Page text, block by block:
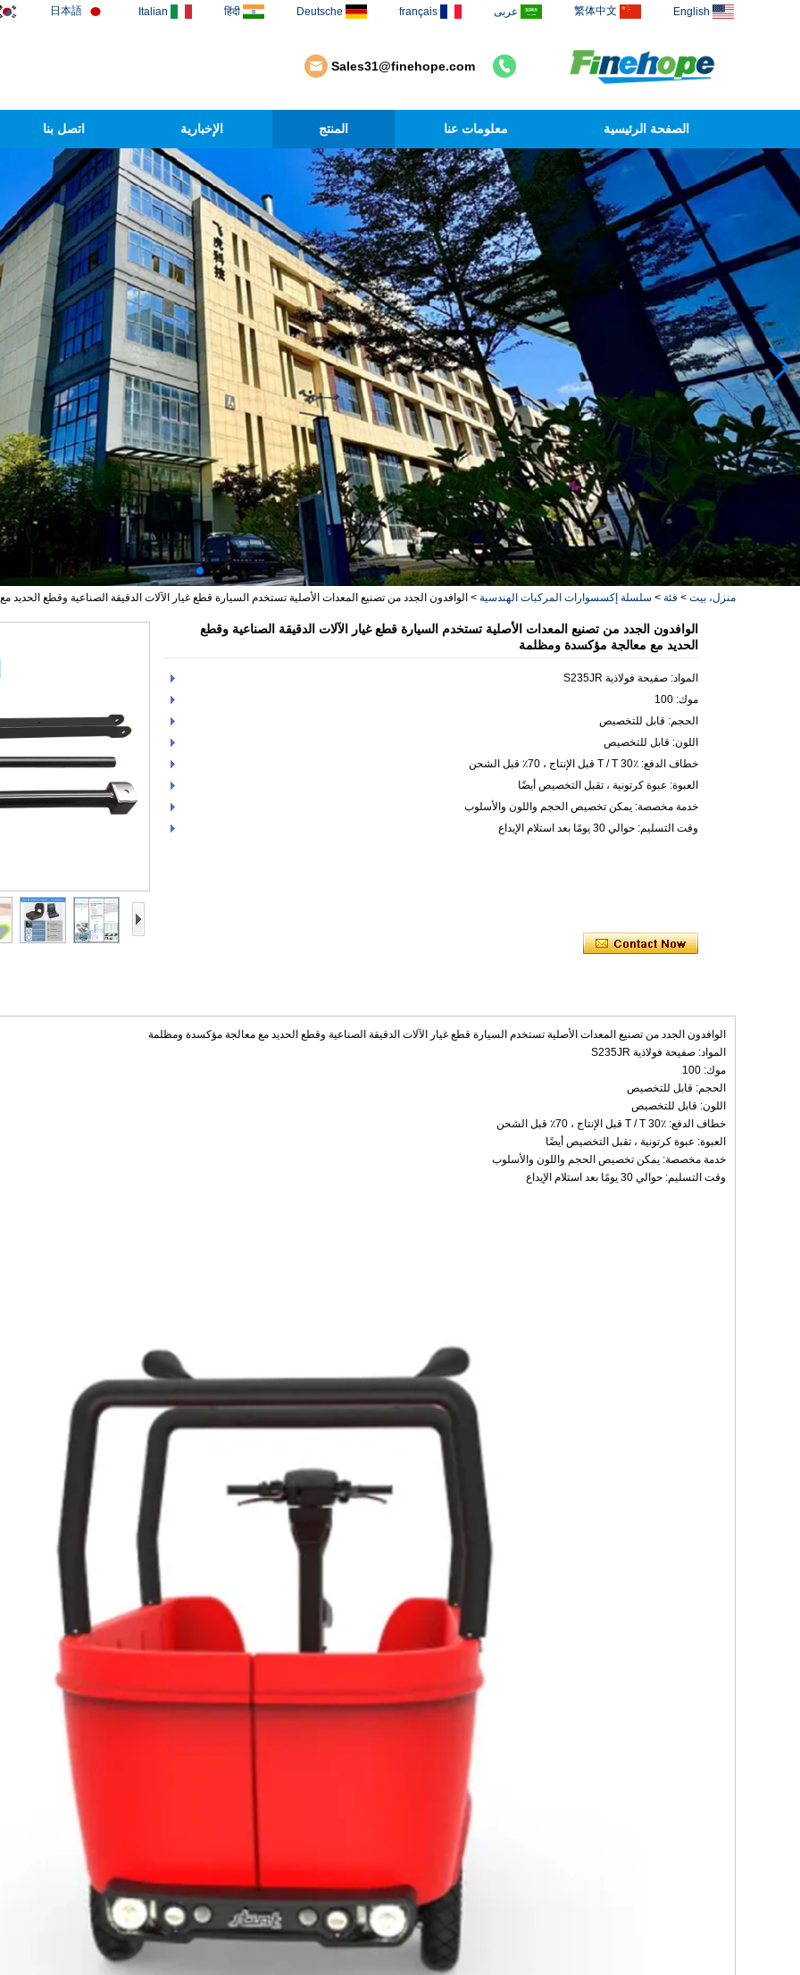
English
繁体中文 عربى français
Deutsche
हिंदी
Italian
日本語
Sales31@finehope.com
الصفحة الرئيسية معلومات عنا المنتج الإخبارية اتصل بنا
منزل، بيت > فئة > سلسلة إكسسوارات المركبات الهندسية > الوافدون الجدد من تصنيع المعدات الأصلية تستخدم السيارة قطع غيار الآلات الدقيقة الصناعية وقطع
الوافدون الجدد من تصنيع المعدات الأصلية تستخدم السيارة قطع غيار الآلات الدقيقة الصناعية وقطع
الحديد مع معالجة مؤكسدة ومظلمة
المواد: صفيحة فولاذية S235JR
موك: 100
الحجم: قابل للتخصيص
اللون: قابل للتخصيص
خطاف الدفع: T / T 30٪ قبل الإنتاج ، 70٪ قبل الشحن
العبوة: عبوة كرتونية ، تقبل التخصيص أيضًا
خدمة مخصصة: يمكن تخصيص الحجم واللون والأسلوب
وقت التسليم: حوالي 30 يومًا بعد استلام الإيداع
الوافدون الجدد من تصنيع المعدات الأصلية تستخدم السيارة قطع غيار الآلات الدقيقة الصناعية وقطع الحديد مع معالجة مؤكسدة ومظلمة
المواد: صفيحة فولاذية S235JR
موك: 100
الحجم: قابل للتخصيص
اللون: قابل للتخصيص
خطاف الدفع: T / T 30٪ قبل الإنتاج ، 70٪ قبل الشحن
العبوة: عبوة كرتونية ، تقبل التخصيص أيضًا
خدمة مخصصة: يمكن تخصيص الحجم واللون والأسلوب
وقت التسليم: حوالي 30 يومًا بعد استلام الإيداع